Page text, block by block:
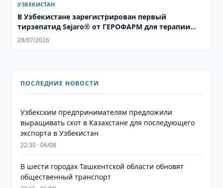
УЗБЕКИСТАН
В Узбекистане зарегистрирован первый
тирзепатид Sejaro® от ГЕРОФАРМ для терапии
ожирения и сахарного диабета 2 типа
28/07/2026
ПОСЛЕДНИЕ НОВОСТИ
Узбекским предпринимателям предложили
выращивать скот в Казахстане для последующего
экспорта в Узбекистан
22:30 · 06/08
В шести городах Ташкентской области обновят
общественный транспорт